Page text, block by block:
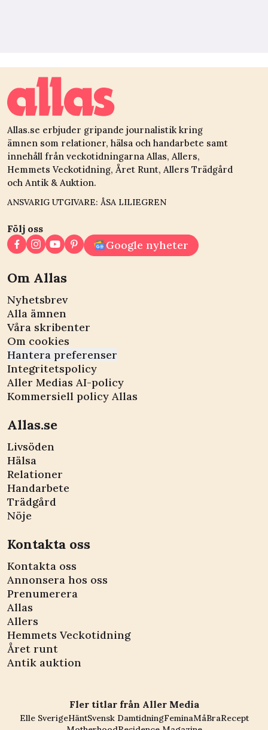
Allas.se erbjuder gripande journalistik kring
ämnen som relationer, hälsa och handarbete samt
innehåll från veckotidningarna Allas, Allers,
Hemmets Veckotidning, Året Runt, Allers Trädgård
och Antik & Auktion.
ANSVARIG UTGIVARE: ÅSA LILIEGREN
Följ oss
Google nyheter
Om Allas
Nyhetsbrev
Alla ämnen
Våra skribenter
Om cookies
Hantera preferenser
Integritetspolicy
Aller Medias AI-policy
Kommersiell policy Allas
Allas.se
Livsöden
Hälsa
Relationer
Handarbete
Trädgård
Nöje
Kontakta oss
Kontakta oss
Annonsera hos oss
Prenumerera
Allas
Allers
Hemmets Veckotidning
Året runt
Antik auktion
Fler titlar från Aller Media
Elle SverigeHäntSvensk DamtidningFeminaMåBraRecept